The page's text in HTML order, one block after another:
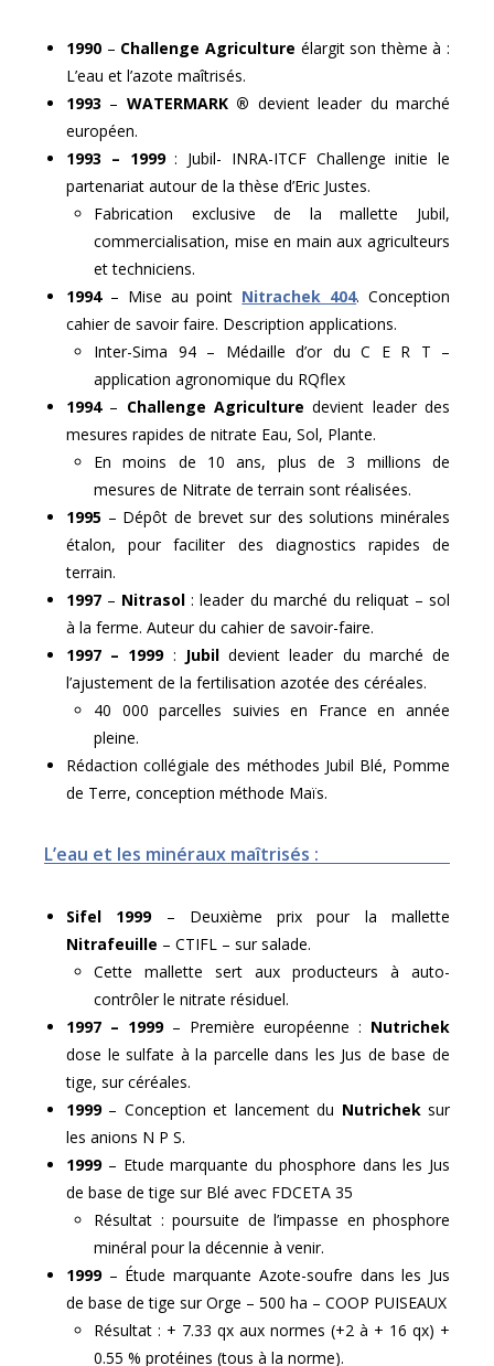
1990 – Challenge Agriculture élargit son thème à :
L’eau et l’azote maîtrisés.
1993 – WATERMARK ® devient leader du marché
européen.
1993 – 1999: Jubil- INRA-ITCF Challenge initie le
partenariat autour de la thèse d’Eric Justes.
Fabrication exclusive de la mallette Jubil,
commercialisation, mise en main aux agriculteurs
et techniciens.
1994– Mise au point Nitrachek 404. Conception
cahier de savoir faire. Description applications.
Inter-Sima 94 – Médaille d’or du C E R T –
application agronomique du RQflex
1994– Challenge Agriculture devient leader des
mesures rapides de nitrate Eau, Sol, Plante.
En moins de 10 ans, plus de 3 millions de
mesures de Nitrate de terrain sont réalisées.
1995 – Dépôt de brevet sur des solutions minérales
étalon, pour faciliter des diagnostics rapides de
terrain.
1997 – Nitrasol : leader du marché du reliquat – sol
à la ferme. Auteur du cahier de savoir-faire.
1997 – 1999: Jubildevient leader du marché de
l’ajustement de la fertilisation azotée des céréales.
40 000 parcelles suivies en France en année
pleine.
Rédaction collégiale des méthodes Jubil Blé, Pomme
de Terre, conception méthode Maïs.
L’eau et les minéraux maîtrisés :
Sifel 1999– Deuxième prix pour la mallette
Nitrafeuille – CTIFL – sur salade.
Cette mallette sert aux producteurs à auto-
contrôler le nitrate résiduel.
1997 – 1999– Première européenne : Nutrichek
dose le sulfate à la parcelle dans les Jus de base de
tige, sur céréales.
1999– Conception et lancement du Nutricheksur
les anions N P S.
1999– Etude marquante du phosphore dans les Jus
de base de tige sur Blé avec FDCETA 35
Résultat : poursuite de l’impasse en phosphore
minéral pour la décennie à venir.
1999– Étude marquante Azote-soufre dans les Jus
de base de tige sur Orge – 500 ha – COOP PUISEAUX
Résultat : + 7.33 qx aux normes (+2 à + 16 qx) +
0.55 % protéines (tous à la norme).